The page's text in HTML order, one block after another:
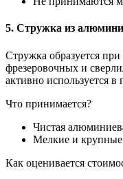
5. Стружка из
Стружка образуется
фрезеровочных и
активно используется
Что принимается?
Чистая
Мелкие и
Как оценивается